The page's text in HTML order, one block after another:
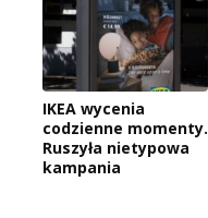
IKEA wycenia
codzienne momenty.
Ruszyła nietypowa
kampania